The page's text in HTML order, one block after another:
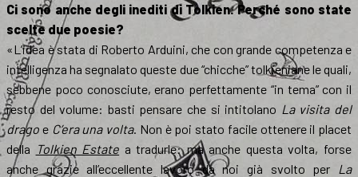
Ci sono anche degli inediti di Tolkien. Perché sono state
scelte due poesie?
«L’idea è stata di Roberto Arduini, che con grande competenza e
intelligenza ha segnalato queste due “chicche” tolkieniane le quali,
sebbene poco conosciute, erano perfettamente “in tema” con il
resto del volume: basti pensare che si intitolano La visita del
drago e C’era una volta. Non è poi stato facile ottenere il placet
della Tolkien Estate a tradurle: ma anche questa volta, forse
anche grazie all’eccellente lavoro da noi già svolto per La